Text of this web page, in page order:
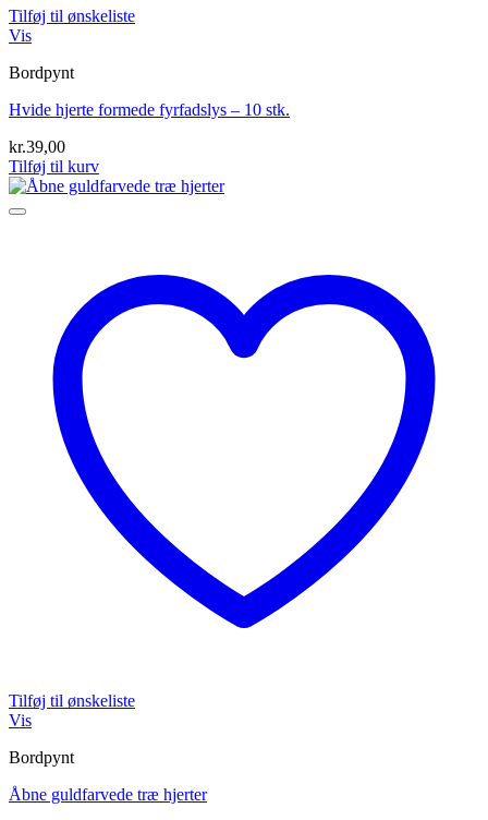
Tilføj til ønskeliste
Vis
Bordpynt
Hvide hjerte formede fyrfadslys – 10 stk.
kr.39,00
Tilføj til kurv
Tilføj til ønskeliste
Vis
Bordpynt
Åbne guldfarvede træ hjerter